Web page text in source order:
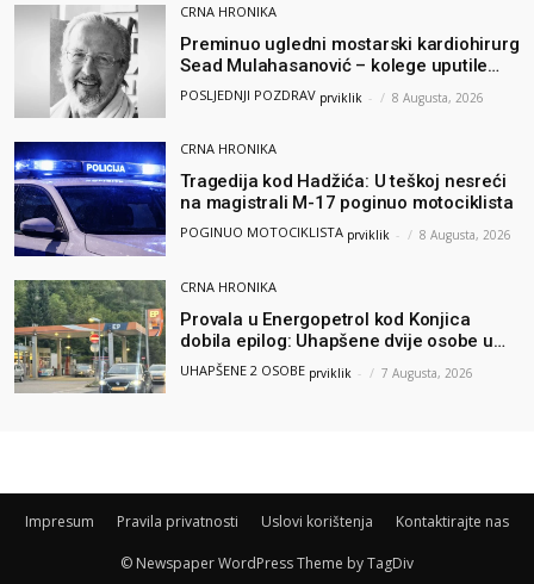
CRNA HRONIKA
Preminuo ugledni mostarski kardiohirurg
Sead Mulahasanović – kolege uputile
emotivnu oproštajnu poruku
POSLJEDNJI POZDRAV prviklik - 8 Augusta, 2026
CRNA HRONIKA
Tragedija kod Hadžića: U teškoj nesreći
na magistrali M-17 poginuo motociklista
POGINUO MOTOCIKLISTA prviklik - 8 Augusta, 2026
CRNA HRONIKA
Provala u Energopetrol kod Konjica
dobila epilog: Uhapšene dvije osobe u
Čapljini i Jablanici
UHAPŠENE 2 OSOBE prviklik - 7 Augusta, 2026
Impresum Pravila privatnosti Uslovi korištenja Kontaktirajte nas
© Newspaper WordPress Theme by TagDiv